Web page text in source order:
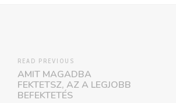
READ PREVIOUS
AMIT MAGADBA
FEKTETSZ, AZ A LEGJOBB
BEFEKTETÉS